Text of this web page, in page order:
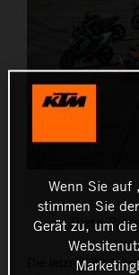
Diese
Die letzten 30
Wenn Sie auf
stimmen Sie
Gerät zu, um